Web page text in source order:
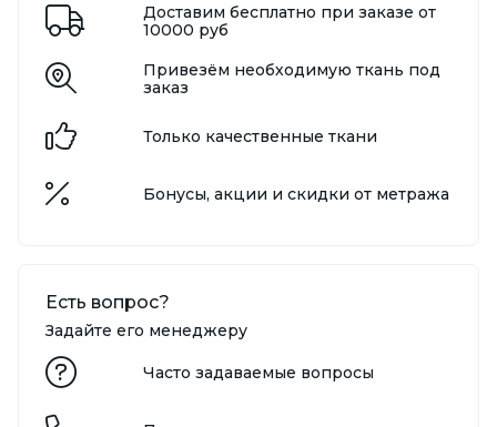
Доставим бесплатно при заказе от
10000 руб
Привезём необходимую ткань под
заказ
Только качественные ткани
Бонусы, акции и скидки от метража
Есть вопрос?
Задайте его менеджеру
Часто задаваемые вопросы